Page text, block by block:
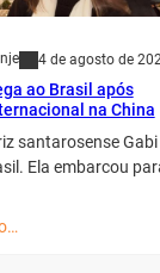
4 de agosto de
ao Brasil após
na China
santarosense Gabi
Ela embarcou